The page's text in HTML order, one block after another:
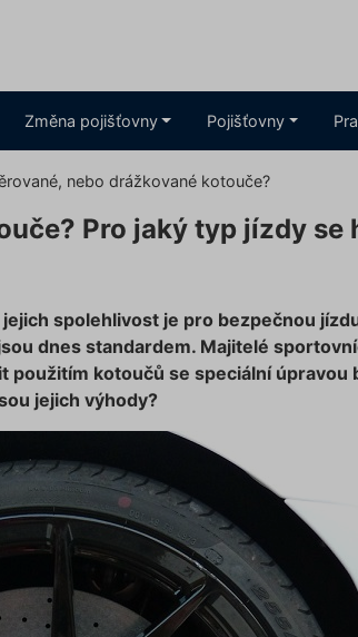
Změna pojišťovny Pojišťovny
nebo drážkované kotouče?
Pro jaký typ jízdy se
spolehlivost je pro bezpečnou
dnes standardem. Majitelé
kotoučů se speciální úpravou
jejich výhody?